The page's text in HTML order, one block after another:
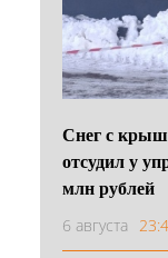
Снег с
отсудил у
млн рублей
6 августа